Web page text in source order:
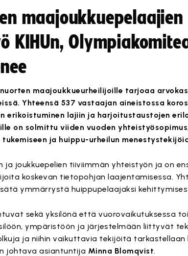
maajoukkuepelaajien
KIHUn,
nuorten maajoukkueurheilijoille tarjoaa
Yhteensä 537 vastaajan aineistossa
erikoistuminen lajiin ja harjoitustaustojen
on solmittu viiden vuoden
ja huippu-urheilun
joukkuepelien tiiviimmän yhteistyön ja on
koskevan tietopohjan laajentamisessa.
ymmärrystä huippupelaajaksi
sekä yksilönä että vuorovaikutuksessa
ympäristöön ja järjestelmään liittyvät
ja niihin vaikuttavia tekijöitä tarkastellaan
johtava asiantuntija Minna Blomqvist.